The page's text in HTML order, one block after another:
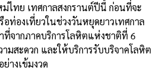
ไทย เทศกาลสงกรานต์ปีนี้ ก่อนที่จะ
ท่องเที่ยวในช่วงวันหยุดยาวเทศกาล
ที่จากภาคบริการโลหิตแห่งชาติที่ 6
มสะดวก และให้บริการรับบริจาคโลหิต
างเข้มงวด